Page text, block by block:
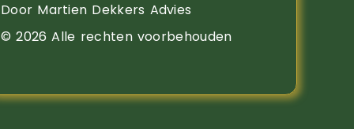
Door Martien Dekkers Advies
© 2026 Alle rechten voorbehouden